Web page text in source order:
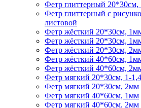
Фетр глиттерный
Фетр глиттерный с
листовой
Фетр жёсткий 20*30см,
Фетр жёсткий 20*30см,
Фетр жёсткий 20*30см,
Фетр жёсткий 40*60см,
Фетр жёсткий 40*60см,
Фетр мягкий 20*30см, 1-
Фетр мягкий 20*30см, 2мм
Фетр мягкий 40*60см, 1мм
Фетр мягкий 40*60см, 2мм